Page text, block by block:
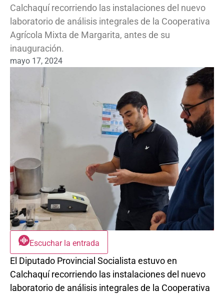
Calchaquí recorriendo las instalaciones del nuevo
laboratorio de análisis integrales de la Cooperativa
Agrícola Mixta de Margarita, antes de su
inauguración.
mayo 17, 2024
Escuchar la entrada
El Diputado Provincial Socialista estuvo en
Calchaquí recorriendo las instalaciones del nuevo
laboratorio de análisis integrales de la Cooperativa